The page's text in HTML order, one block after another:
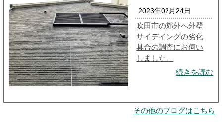
2023年02月24日
吹田市の郊外へ外壁
サイデイングの劣化
具合の調査にお伺い
しました。
続きを読む
その他のブログはこちら